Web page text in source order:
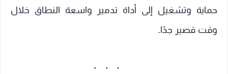
حماية وتشغيل إلى أداة تدمير واسعة النطاق خلال
وقت قصير جدًا.